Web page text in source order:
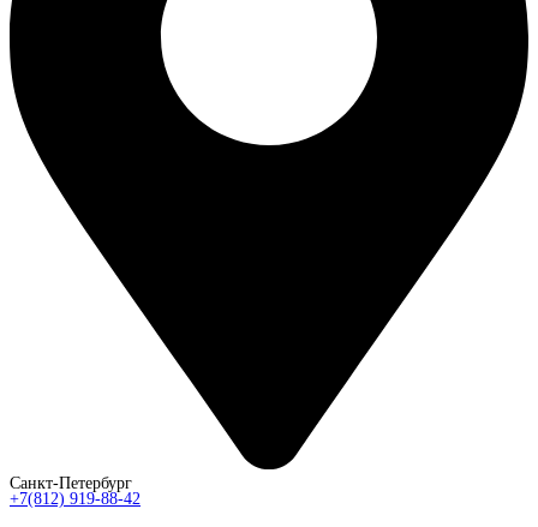
Санкт-Петербург
+7(812) 919-88-42